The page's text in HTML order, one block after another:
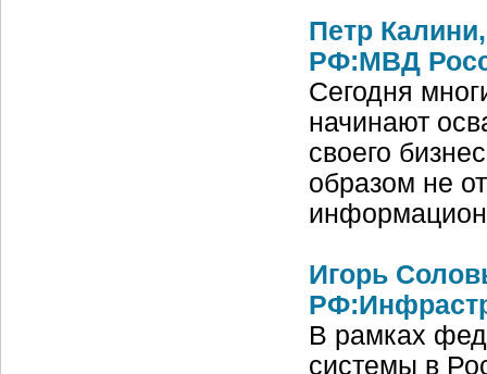
Петр
РФ:МВД
Сегодня
начинают
своего
образом не
Игорь
В рамках
системы в